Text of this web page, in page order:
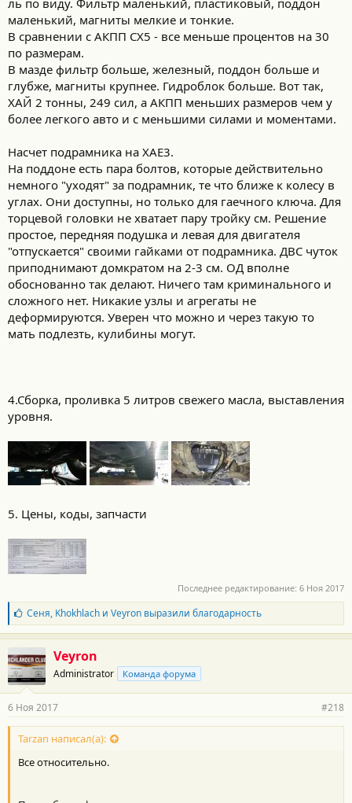
маленький, магниты мелкие и тонкие.
В сравнении с АКПП СХ5 - все меньше процентов на 30
по размерам.
В мазде фильтр больше, железный, поддон больше и
глубже, магниты крупнее. Гидроблок больше. Вот так,
ХАЙ 2 тонны, 249 сил, а АКПП меньших размеров чем у
более легкого авто и с меньшими силами и моментами.
Насчет подрамника на ХАЕ3.
На поддоне есть пара болтов, которые действительно
немного "уходят" за подрамник, те что ближе к колесу в
углах. Они доступны, но только для гаечного ключа. Для
торцевой головки не хватает пару тройку см. Решение
простое, передняя подушка и левая для двигателя
"отпускается" своими гайками от подрамника. ДВС чуток
приподнимают домкратом на 2-3 см. ОД вполне
обоснованно так делают. Ничего там криминального и
сложного нет. Никакие узлы и агрегаты не
деформируются. Уверен что можно и через такую то
мать подлезть, кулибины могут.
4.Сборка, проливка 5 литров свежего масла, выставления
уровня.
5. Цены, коды, запчасти
Последнее редактирование: 6 Ноя 2017
Б
л
а
о
д
а
н
о
с
и
Сеня, Khokhlachи Veyronвыразили благодарность
Veyron
Administrator Команда форума
6 Ноя 2017 #218
Tarzan написал(а):
Все относительно.